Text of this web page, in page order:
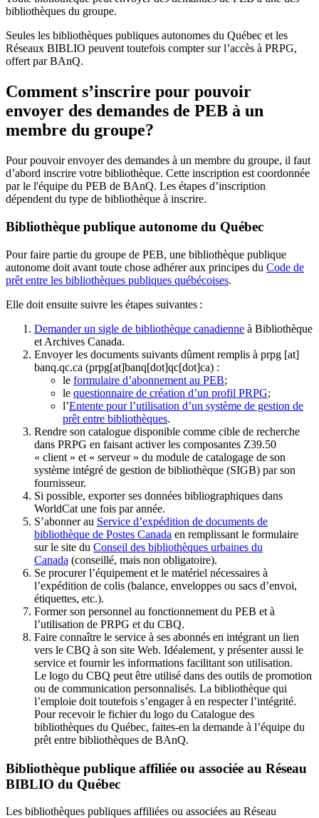
bibliothèques du groupe.
Seules les bibliothèques publiques autonomes du Québec et les
Réseaux BIBLIO peuvent toutefois compter sur l’accès à PRPG,
offert par BAnQ.
Comment s’inscrire pour pouvoir
envoyer des demandes de PEB à un
membre du groupe?
Pour pouvoir envoyer des demandes à un membre du groupe, il faut
d’abord inscrire votre bibliothèque. Cette inscription est coordonnée
par le l'équipe du PEB de BAnQ. Les étapes d’inscription
dépendent du type de bibliothèque à inscrire.
Bibliothèque publique autonome du Québec
Pour faire partie du groupe de PEB, une bibliothèque publique
autonome doit avant toute chose adhérer aux principes du Code de
prêt entre les bibliothèques publiques québécoises.
Elle doit ensuite suivre les étapes suivantes :
Demander un sigle de bibliothèque canadienne à Bibliothèque
et Archives Canada.
Envoyer les documents suivants dûment remplis à prpg [at]
banq.qc.ca (prpg[at]banq[dot]qc[dot]ca) :
le formulaire d’abonnement au PEB;
le questionnaire de création d’un profil PRPG;
l’Entente pour l’utilisation d’un système de gestion de
prêt entre bibliothèques.
Rendre son catalogue disponible comme cible de recherche
dans PRPG en faisant activer les composantes Z39.50
« client » et « serveur » du module de catalogage de son
système intégré de gestion de bibliothèque (SIGB) par son
fournisseur.
Si possible, exporter ses données bibliographiques dans
WorldCat une fois par année.
S’abonner au Service d’expédition de documents de
bibliothèque de Postes Canada en remplissant le formulaire
sur le site du Conseil des bibliothèques urbaines du
Canada (conseillé, mais non obligatoire).
Se procurer l’équipement et le matériel nécessaires à
l’expédition de colis (balance, enveloppes ou sacs d’envoi,
étiquettes, etc.).
Former son personnel au fonctionnement du PEB et à
l’utilisation de PRPG et du CBQ.
Faire connaître le service à ses abonnés en intégrant un lien
vers le CBQ à son site Web. Idéalement, y présenter aussi le
service et fournir les informations facilitant son utilisation.
Le logo du CBQ peut être utilisé dans des outils de promotion
ou de communication personnalisés. La bibliothèque qui
l’emploie doit toutefois s’engager à en respecter l’intégrité.
Pour recevoir le fichier du logo du Catalogue des
bibliothèques du Québec, faites-en la demande à l’équipe du
prêt entre bibliothèques de BAnQ.
Bibliothèque publique affiliée ou associée au Réseau
BIBLIO du Québec
Les bibliothèques publiques affiliées ou associées au Réseau